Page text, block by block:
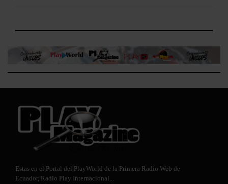
Estas en el Portal del PlayWorld de la Primera Radio Web de
Ecuador, Radio Play Internacional